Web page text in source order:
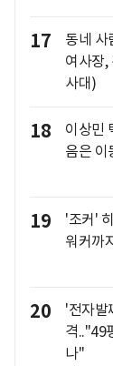
17
동네 사
여사장,
사대)
18
이상민
음은 이
19
'조커'
워커까
20
'전자발
격.."49
나"